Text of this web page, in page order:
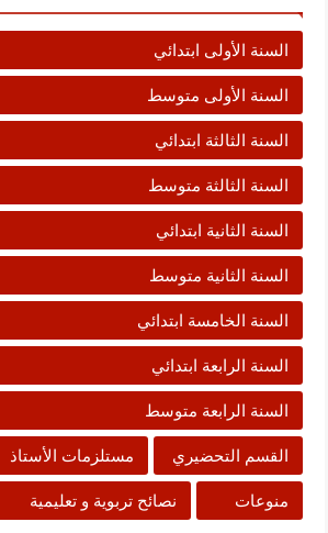
السنة الأولى ابتدائي
السنة الأولى متوسط
السنة الثالثة ابتدائي
السنة الثالثة متوسط
السنة الثانية ابتدائي
السنة الثانية متوسط
السنة الخامسة ابتدائي
السنة الرابعة ابتدائي
السنة الرابعة متوسط
القسم التحضيري مستلزمات الأستاذ
منوعات نصائح تربوية و تعليمية